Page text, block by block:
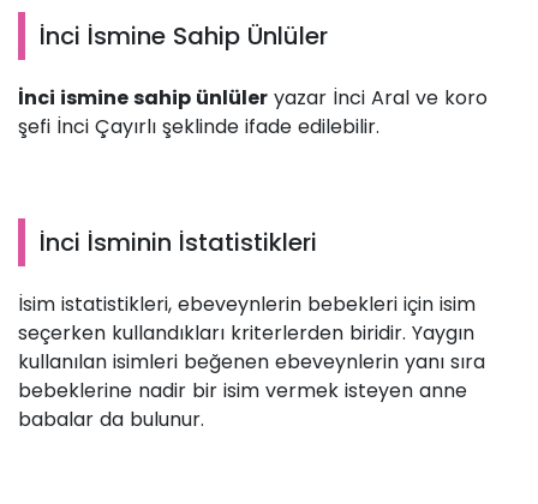
İnci İsmine Sahip Ünlüler
İnci ismine sahip ünlüler yazar İnci Aral ve koro
şefi İnci Çayırlı şeklinde ifade edilebilir.
İnci İsminin İstatistikleri
İsim istatistikleri, ebeveynlerin bebekleri için isim
seçerken kullandıkları kriterlerden biridir. Yaygın
kullanılan isimleri beğenen ebeveynlerin yanı sıra
bebeklerine nadir bir isim vermek isteyen anne
babalar da bulunur.